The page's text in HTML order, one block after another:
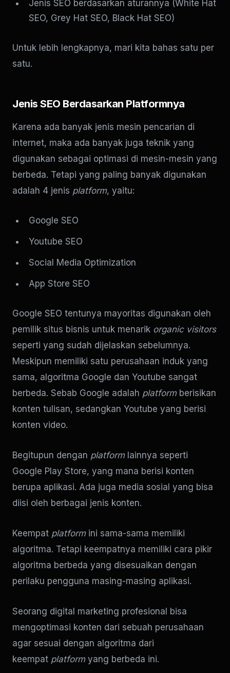
Jenis SEO berdasarkan aturannya (White Hat
SEO, Grey Hat SEO, Black Hat SEO)
Untuk lebih lengkapnya, mari kita bahas satu per
satu.
Jenis SEO Berdasarkan Platformnya
Karena ada banyak jenis mesin pencarian di
internet, maka ada banyak juga teknik yang
digunakan sebagai optimasi di mesin-mesin yang
berbeda. Tetapi yang paling banyak digunakan
adalah 4 jenis platform, yaitu:
Google SEO
Youtube SEO
Social Media Optimization
App Store SEO
Google SEO tentunya mayoritas digunakan oleh
pemilik situs bisnis untuk menarik organic visitors
seperti yang sudah dijelaskan sebelumnya.
Meskipun memiliki satu perusahaan induk yang
sama, algoritma Google dan Youtube sangat
berbeda. Sebab Google adalah platformberisikan
konten tulisan, sedangkan Youtube yang berisi
konten video.
Begitupun dengan platform lainnya seperti
Google Play Store, yang mana berisi konten
berupa aplikasi. Ada juga media sosial yang bisa
diisi oleh berbagai jenis konten.
Keempat platformini sama-sama memiliki
algoritma. Tetapi keempatnya memiliki cara pikir
algoritma berbeda yang disesuaikan dengan
perilaku pengguna masing-masing aplikasi.
Seorang digital marketing profesional bisa
mengoptimasi konten dari sebuah perusahaan
agar sesuai dengan algoritma dari
keempat platformyang berbeda ini.